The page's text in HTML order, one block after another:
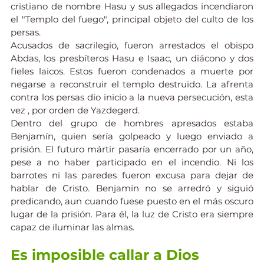
cristiano de nombre Hasu y sus allegados incendiaron
el "Templo del fuego", principal objeto del culto de los
persas.
Acusados de sacrilegio, fueron arrestados el obispo
Abdas, los presbíteros Hasu e Isaac, un diácono y dos
fieles laicos. Estos fueron condenados a muerte por
negarse a reconstruir el templo destruido. La afrenta
contra los persas dio inicio a la nueva persecución, esta
vez , por orden de Yazdegerd.
Dentro del grupo de hombres apresados estaba
Benjamín, quien sería golpeado y luego enviado a
prisión. El futuro mártir pasaría encerrado por un año,
pese a no haber participado en el incendio. Ni los
barrotes ni las paredes fueron excusa para dejar de
hablar de Cristo. Benjamín no se arredró y siguió
predicando, aun cuando fuese puesto en el más oscuro
lugar de la prisión. Para él, la luz de Cristo era siempre
capaz de iluminar las almas.
Es imposible callar a Dios